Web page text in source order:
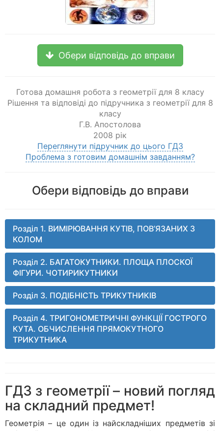
Обери відповідь до вправи
Готова домашня робота з геометрії для 8 класу
Рішення та відповіді до підручника з геометрії для 8
класу
Г.В. Апостолова
2008 рік
Переглянути підручник до цього ГДЗ
Проблема з готовим домашнім завданням?
Обери відповідь до вправи
Розділ 1. ВИМІРЮВАННЯ КУТІВ, ПОВ’ЯЗАНИХ З
КОЛОМ
Розділ 2. БАГАТОКУТНИКИ. ПЛОЩА ПЛОСКОЇ
ФІГУРИ. ЧОТИРИКУТНИКИ
Розділ 3. ПОДІБНІСТЬ ТРИКУТНИКІВ
Розділ 4. ТРИГОНОМЕТРИЧНІ ФУНКЦІЇ ГОСТРОГО
КУТА. ОБЧИСЛЕННЯ ПРЯМОКУТНОГО
ТРИКУТНИКА
ГДЗ з геометрії – новий погляд
на складний предмет!
Геометрія – це один із найскладніших предметів зі